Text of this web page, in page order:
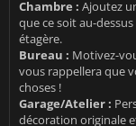
Chambre : Ajoutez
que ce soit au-
étagère.
Bureau : Motivez-
vous rappellera que
choses !
Garage/Atelier :
décoration originale